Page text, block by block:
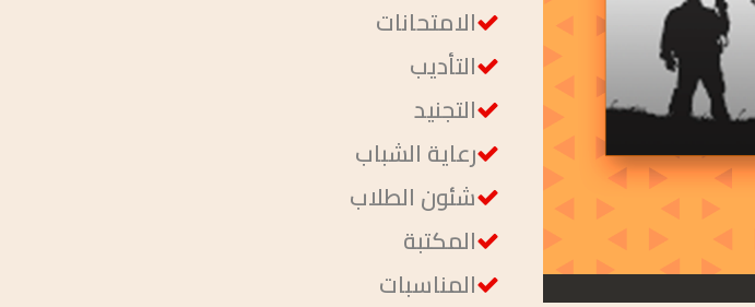
الامتحانات
التأديب
التجنيد
رعاية الشباب
شئون الطلاب
المكتبة
المناسبات